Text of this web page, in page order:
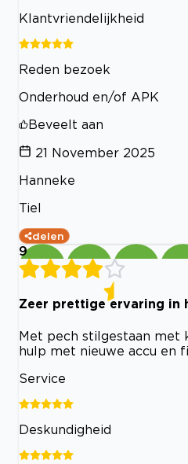
Klantvriendelijkheid
Reden bezoek
Onderhoud en/of APK
Beveelt aan
21 November 2025
Hanneke
Tiel
delen
9
Zeer prettige ervaring in
Met pech stilgestaan met
hulp met nieuwe accu en
Service
Deskundigheid